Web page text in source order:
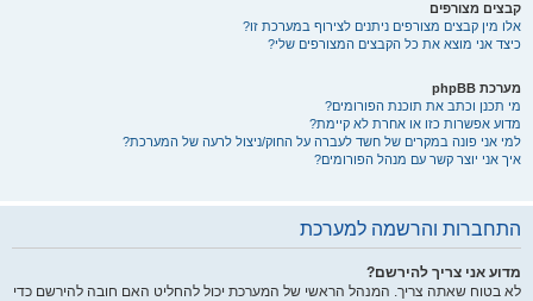
קבצים מצורפים
אלו מין קבצים מצורפים ניתנים לצירוף במערכת זו?
כיצד אני מוצא את כל הקבצים המצורפים שלי?
מערכת phpBB
מי תכנן וכתב את תוכנת הפורומים?
מדוע אפשרות כזו או אחרת לא קיימת?
למי אני פונה במקרים של חשד לעברה על החוק/ניצול לרעה של המערכת?
איך אני יוצר קשר עם מנהל הפורומים?
התחברות והרשמה למערכת
מדוע אני צריך להירשם?
לא בטוח שאתה צריך. המנהל הראשי של המערכת יכול להחליט האם חובה להירשם כדי